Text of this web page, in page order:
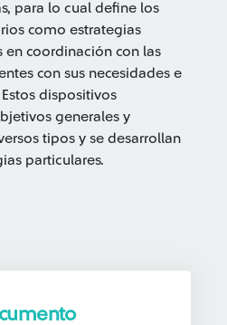
para lo cual define los
como estrategias
en coordinación con las
con sus necesidades e
dispositivos
generales y
tipos y se desarrollan
particulares.